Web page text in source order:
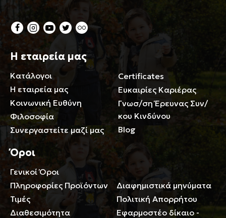
Η εταιρεία μας
Κατάλογοι
Η εταιρεία μας
Κοινωνική Ευθύνη
Φιλοσοφία
Συνεργαστείτε μαζί μας
Certificates
Ευκαιρίες Καριέρας
Γνωσ/ση Έρευνας Συν/
κου Κινδύνου
Blog
Όροι
Γενικοί Όροι
Πληροφορίες Προϊόντων
Τιμές
Διαθεσιμότητα
Περιορισμοί ευθύνης
Διαφημιστικά μηνύματα
Πολιτική Απορρήτου
Εφαρμοστέο δίκαιο -